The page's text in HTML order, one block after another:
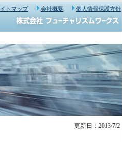
トマップ 会社概要 個人情報保護方針
更新日：2013/7/2